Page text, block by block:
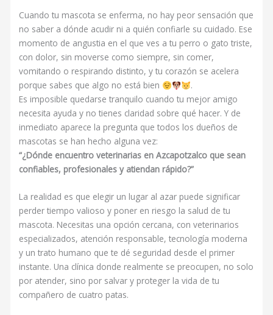
Cuando tu mascota se enferma, no hay peor sensación que
no saber a dónde acudir ni a quién confiarle su cuidado. Ese
momento de angustia en el que ves a tu perro o gato triste,
con dolor, sin moverse como siempre, sin comer,
vomitando o respirando distinto, y tu corazón se acelera
porque sabes que algo no está bien
.
Es imposible quedarse tranquilo cuando tu mejor amigo
necesita ayuda y no tienes claridad sobre qué hacer. Y de
inmediato aparece la pregunta que todos los dueños de
mascotas se han hecho alguna vez:
“¿Dónde encuentro veterinarias en Azcapotzalco que sean
confiables, profesionales y atiendan rápido?”
La realidad es que elegir un lugar al azar puede significar
perder tiempo valioso y poner en riesgo la salud de tu
mascota. Necesitas una opción cercana, con veterinarios
especializados, atención responsable, tecnología moderna
y un trato humano que te dé seguridad desde el primer
instante. Una clínica donde realmente se preocupen, no solo
por atender, sino por salvar y proteger la vida de tu
compañero de cuatro patas.